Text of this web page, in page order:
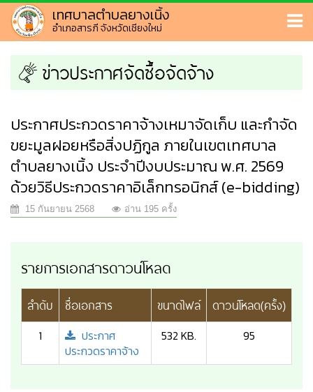
เทศบาลตำบลยางเนิ้ง
อำเภอสารภี จังหวัดเชียงใหม่
ข่าวประกาศจัดซื้อจัดจ้าง
ประกาศประกวดราคาจ้างเหมาจัดเก็บ และกำจัด
ขยะมูลฝอยหรือสิ่งปฏิกูล ภายในเขตเทศบาล
ตำบลยางเนิ้ง ประจำปีงบประมาณ พ.ศ. 2569
ด้วยวิธีประกวดราคาอิเล็กทรอนิกส์ (e-bidding)
15 กันยายน 2568 อ่าน 195 ครั้ง
รายการเอกสารดาวน์โหลด
ลำดับ ชื่อเอกสาร ขนาดไฟล์ ดาวน์โหลด(ครั้ง)
1
ประกาศ
ประกวดราคาจ้าง
532 KB. 95